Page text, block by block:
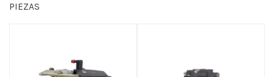
PIEZAS